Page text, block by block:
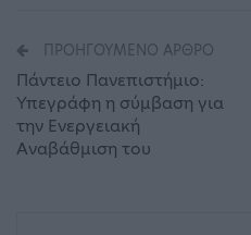
ΠΡΟΗΓΟΎΜΕΝΟ ΆΡΘΡΟ
Πάντειο Πανεπιστήμιο:
Υπεγράφη η σύμβαση για
την Ενεργειακή
Αναβάθμιση του